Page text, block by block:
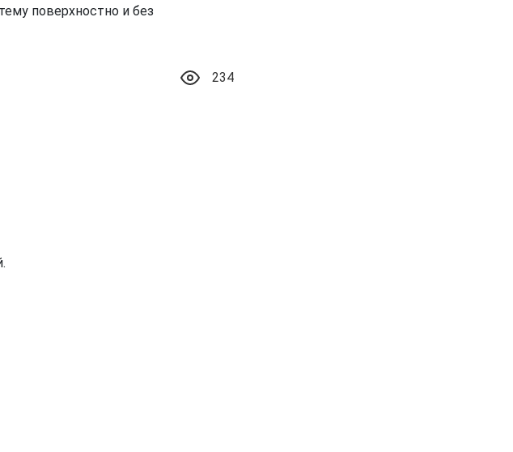
поверхностно и без
234